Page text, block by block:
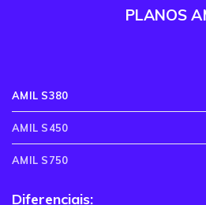
PLANOS
AMIL S380
AMIL S450
AMIL S750
Diferenciais: